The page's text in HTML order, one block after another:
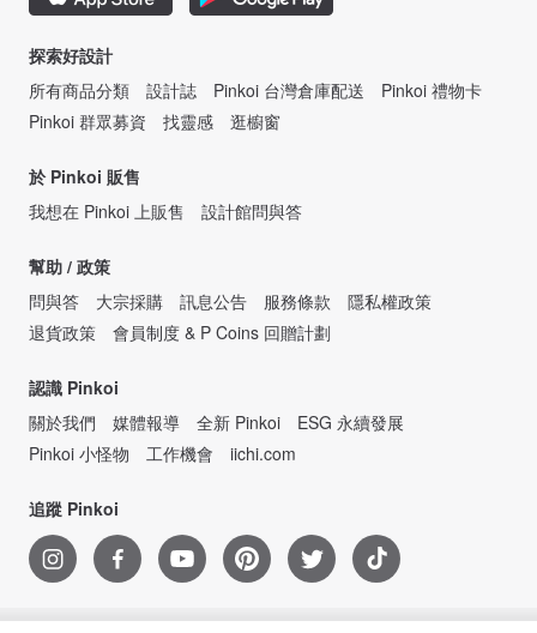
探索好設計
所有商品分類
設計誌 Pinkoi 台灣倉庫配送
Pinkoi 禮物卡
Pinkoi 群眾募資
找靈感 逛櫥窗
於 Pinkoi 販售
我想在 Pinkoi 上販售
設計館問與答
幫助 / 政策
問與答
大宗採購 訊息公告 服務條款
隱私權政策
退貨政策
會員制度 & P Coins 回贈計劃
認識 Pinkoi
關於我們
媒體報導 全新 Pinkoi
ESG 永續發展
Pinkoi 小怪物
工作機會 iichi.com
追蹤 Pinkoi